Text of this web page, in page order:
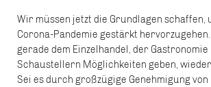
Wir müssen jetzt die Grundlagen schaffen,
Corona-Pandemie gestärkt
gerade dem Einzelhandel, der Gastronomie
Schaustellern Möglichkeiten geben,
Sei es durch großzügige Genehmigung von